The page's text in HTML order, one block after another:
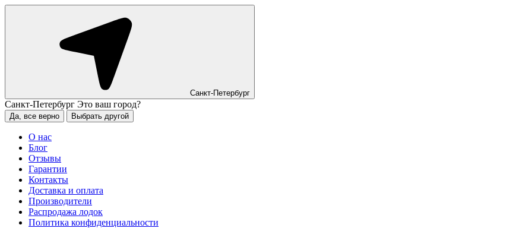
Санкт-Петербург
Санкт-Петербург Это ваш город?
Да, все верно Выбрать другой
О нас
Блог
Отзывы
Гарантии
Контакты
Доставка и оплата
Производители
Распродажа лодок
Политика конфиденциальности